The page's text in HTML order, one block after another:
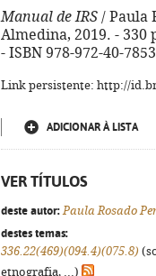
Manual de IRS / Paula
Almedina, 2019. - 330
- ISBN 978-972-40-
Link persistente: http://
ADICIONAR À LISTA
VER TÍTULOS
deste autor: Paula Rosado
destes temas:
336.22(469)(094.4)(075.8)
etnografia, ...)